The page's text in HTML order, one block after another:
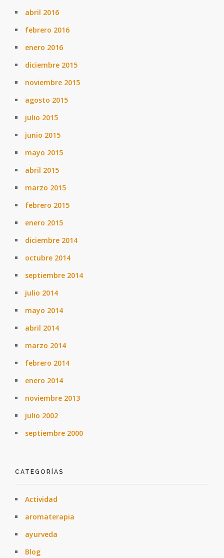
abril 2016
febrero 2016
enero 2016
diciembre 2015
noviembre 2015
agosto 2015
julio 2015
junio 2015
mayo 2015
abril 2015
marzo 2015
febrero 2015
enero 2015
diciembre 2014
octubre 2014
septiembre 2014
julio 2014
mayo 2014
abril 2014
marzo 2014
febrero 2014
enero 2014
noviembre 2013
julio 2002
septiembre 2000
CATEGORÍAS
Actividad
aromaterapia
ayurveda
Blog